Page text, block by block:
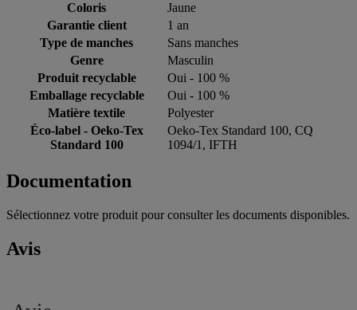
Coloris
Jaune
Garantie client
1 an
Type de manches
Sans manches
Genre
Masculin
Produit recyclable
Oui - 100 %
Emballage recyclable
Oui - 100 %
Matière textile
Polyester
Éco-label - Oeko-Tex
Standard 100
Oeko-Tex Standard 100, CQ
1094/1, IFTH
Documentation
Sélectionnez votre produit pour consulter les documents disponibles.
Avis